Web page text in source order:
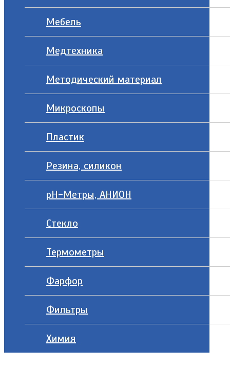
Мебель
Медтехника
Методический материал
Микроскопы
Пластик
Резина, силикон
рН-Метры, АНИОН
Стекло
Термометры
Фарфор
Фильтры
Химия